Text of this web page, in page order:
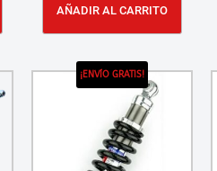
AÑADIR AL CARRITO
¡ENVÍO GRATIS!